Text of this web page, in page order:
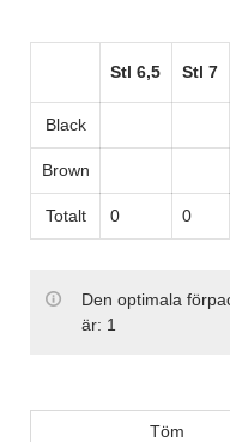
Stl 6,5 Stl 7
Black
Brown
Totalt 0 0
Den optimala
är: 1
Töm